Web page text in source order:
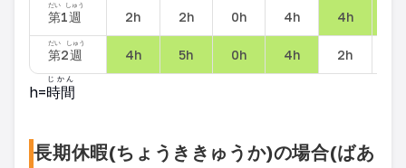
第
だい
1週
しゅう
2h 2h 0h 4h 4h
第
だい
2週
しゅう
4h 5h 0h 4h 2h
h=時間
じかん
長期休暇(ちょうききゅうか)の場合(ばあ